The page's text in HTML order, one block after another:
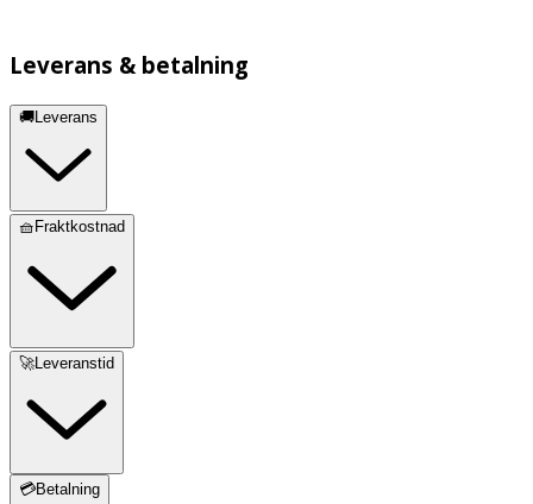
Leverans & betalning
🚚Leverans
🧺Fraktkostnad
🚀Leveranstid
💳Betalning